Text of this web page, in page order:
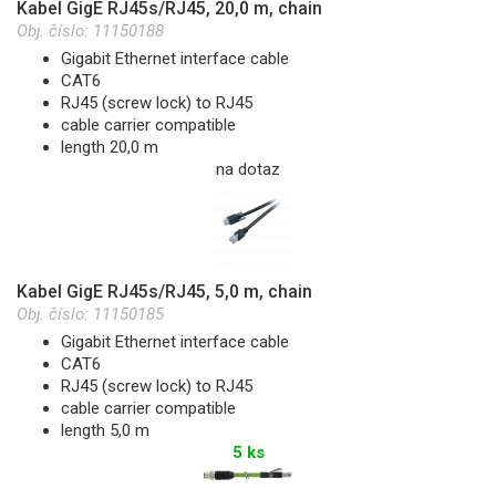
Kabel GigE RJ45s/RJ45, 20,0 m, chain
Obj. číslo: 11150188
Gigabit Ethernet interface cable
CAT6
RJ45 (screw lock) to RJ45
cable carrier compatible
length 20,0 m
na dotaz
Kabel GigE RJ45s/RJ45, 5,0 m, chain
Obj. číslo: 11150185
Gigabit Ethernet interface cable
CAT6
RJ45 (screw lock) to RJ45
cable carrier compatible
length 5,0 m
5 ks